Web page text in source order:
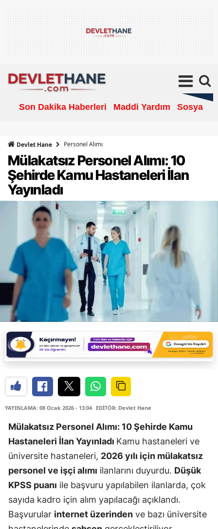
Son Dakika Haberleri Maddi Yardım Sosyal
Devlet Hane Personel Alımı
Mülakatsız Personel Alımı: 10
Şehirde Kamu Hastaneleri İlan
Yayınladı
YAYINLAMA: 08 Ocak 2026 - 13:04 EDİTÖR: Devlet Hane
Mülakatsız Personel Alımı: 10 Şehirde Kamu
Hastaneleri İlan Yayınladı Kamu hastaneleri ve
üniversite hastaneleri, 2026 yılı için mülakatsız
personel ve işçi alımı ilanlarını duyurdu. Düşük
KPSS puanı ile başvuru yapılabilen ilanlarda, çok
sayıda kadro için alım yapılacağı açıklandı.
Başvurular internet üzerinden ve bazı üniversite